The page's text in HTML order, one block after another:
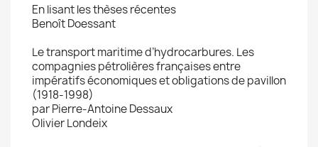
En lisant les thèses récentes
Benoît Doessant
Le transport maritime d’hydrocarbures. Les
compagnies pétrolières françaises entre
impératifs économiques et obligations de pavillon
(1918-1998)
par Pierre-Antoine Dessaux
Olivier Londeix